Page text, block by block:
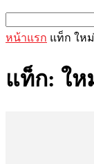
หน้าแรก แท็ก ให
แท็ก: ให